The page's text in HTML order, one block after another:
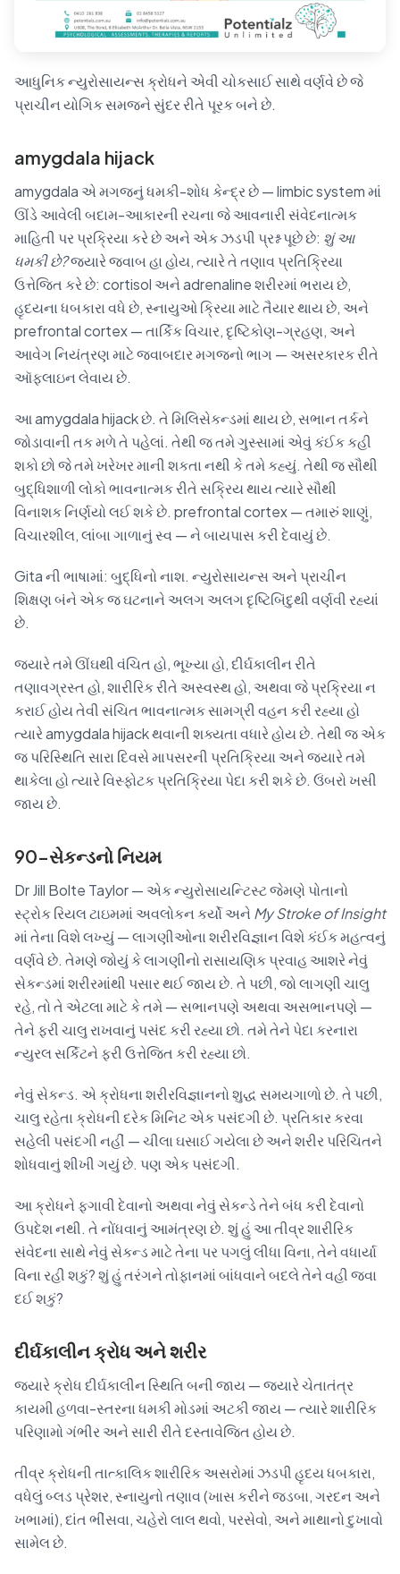
આધુનિક ન્યુરોસાયન્સ ક્રોધને એવી ચોકસાઈ સાથે વર્ણવે છે જે
પ્રાચીન યોગિક સમજને સુંદર રીતે પૂરક બને છે.
amygdala hijack
amygdala એ મગજનું ધમકી-શોધ કેન્દ્ર છે — limbic system માં
ઊંડે આવેલી બદામ-આકારની રચના જે આવનારી સંવેદનાત્મક
માહિતી પર પ્રક્રિયા કરે છે અને એક ઝડપી પ્રશ્ન પૂછે છે: શું આ
ધમકી છે?જ્યારે જવાબ હા હોય, ત્યારે તે તણાવ પ્રતિક્રિયા
ઉત્તેજિત કરે છે: cortisol અને adrenaline શરીરમાં ભરાય છે,
હૃદયના ધબકારા વધે છે, સ્નાયુઓ ક્રિયા માટે તૈયાર થાય છે, અને
prefrontal cortex — તાર્કિક વિચાર, દૃષ્ટિકોણ-ગ્રહણ, અને
આવેગ નિયંત્રણ માટે જવાબદાર મગજનો ભાગ — અસરકારક રીતે
ઑફલાઇન લેવાય છે.
આ amygdala hijack છે. તે મિલિસેકન્ડમાં થાય છે, સભાન તર્કને
જોડાવાની તક મળે તે પહેલાં. તેથી જ તમે ગુસ્સામાં એવું કંઈક કહી
શકો છો જે તમે ખરેખર માની શકતા નથી કે તમે કહ્યું. તેથી જ સૌથી
બુદ્ધિશાળી લોકો ભાવનાત્મક રીતે સક્રિય થાય ત્યારે સૌથી
વિનાશક નિર્ણયો લઈ શકે છે. prefrontal cortex — તમારું શાણું,
વિચારશીલ, લાંબા ગાળાનું સ્વ — ને બાયપાસ કરી દેવાયું છે.
Gita ની ભાષામાં: બુદ્ધિનો નાશ. ન્યુરોસાયન્સ અને પ્રાચીન
શિક્ષણ બંને એક જ ઘટનાને અલગ અલગ દૃષ્ટિબિંદુથી વર્ણવી રહ્યાં
છે.
જ્યારે તમે ઊંઘથી વંચિત હો, ભૂખ્યા હો, દીર્ઘકાલીન રીતે
તણાવગ્રસ્ત હો, શારીરિક રીતે અસ્વસ્થ હો, અથવા જે પ્રક્રિયા ન
કરાઈ હોય તેવી સંચિત ભાવનાત્મક સામગ્રી વહન કરી રહ્યા હો
ત્યારે amygdala hijack થવાની શક્યતા વધારે હોય છે. તેથી જ એક
જ પરિસ્થિતિ સારા દિવસે માપસરની પ્રતિક્રિયા અને જ્યારે તમે
થાકેલા હો ત્યારે વિસ્ફોટક પ્રતિક્રિયા પેદા કરી શકે છે. ઉંબરો ખસી
જાય છે.
90-સેકન્ડનો નિયમ
Dr Jill Bolte Taylor — એક ન્યુરોસાયન્ટિસ્ટ જેમણે પોતાનો
સ્ટ્રોક રિયલ ટાઇમમાં અવલોકન કર્યો અને My Stroke of Insight
માં તેના વિશે લખ્યું — લાગણીઓના શરીરવિજ્ઞાન વિશે કંઈક મહત્વનું
વર્ણવે છે. તેમણે જોયું કે લાગણીનો રાસાયણિક પ્રવાહ આશરે નેવું
સેકન્ડમાં શરીરમાંથી પસાર થઈ જાય છે. તે પછી, જો લાગણી ચાલુ
રહે, તો તે એટલા માટે કે તમે — સભાનપણે અથવા અસભાનપણે —
તેને ફરી ચાલુ રાખવાનું પસંદ કરી રહ્યા છો. તમે તેને પેદા કરનારા
ન્યુરલ સર્કિટને ફરી ઉત્તેજિત કરી રહ્યા છો.
નેવું સેકન્ડ. એ ક્રોધના શરીરવિજ્ઞાનનો શુદ્ધ સમયગાળો છે. તે પછી,
ચાલુ રહેતા ક્રોધની દરેક મિનિટ એક પસંદગી છે. પ્રતિકાર કરવા
સહેલી પસંદગી નહીં — ચીલા ઘસાઈ ગયેલા છે અને શરીર પરિચિતને
શોધવાનું શીખી ગયું છે. પણ એક પસંદગી.
આ ક્રોધને ફગાવી દેવાનો અથવા નેવું સેકન્ડે તેને બંધ કરી દેવાનો
ઉપદેશ નથી. તે નોંધવાનું આમંત્રણ છે. શું હું આ તીવ્ર શારીરિક
સંવેદના સાથે નેવું સેકન્ડ માટે તેના પર પગલું લીધા વિના, તેને વધાર્યા
વિના રહી શકું? શું હું તરંગને તોફાનમાં બાંધવાને બદલે તેને વહી જવા
દઈ શકું?
દીર્ઘકાલીન ક્રોધ અને શરીર
જ્યારે ક્રોધ દીર્ઘકાલીન સ્થિતિ બની જાય — જ્યારે ચેતાતંત્ર
કાયમી હળવા-સ્તરના ધમકી મોડમાં અટકી જાય — ત્યારે શારીરિક
પરિણામો ગંભીર અને સારી રીતે દસ્તાવેજિત હોય છે.
તીવ્ર ક્રોધની તાત્કાલિક શારીરિક અસરોમાં ઝડપી હૃદય ધબકારા,
વધેલું બ્લડ પ્રેશર, સ્નાયુનો તણાવ (ખાસ કરીને જડબા, ગરદન અને
ખભામાં), દાંત ભીંસવા, ચહેરો લાલ થવો, પરસેવો, અને માથાનો દુખાવો
સામેલ છે.